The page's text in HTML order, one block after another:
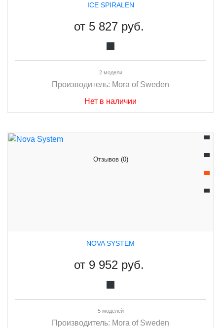
ICE SPIRALEN
от 5 827 руб.
2 модели
Производитель: Mora of Sweden
Нет в наличии
Отзывов (0)
NOVA SYSTEM
от 9 952 руб.
5 моделей
Производитель: Mora of Sweden